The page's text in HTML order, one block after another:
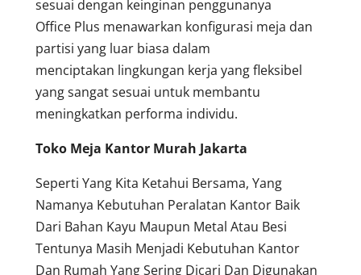
sesuai dengan keinginan penggunanya
Office Plus menawarkan konfigurasi meja dan
partisi yang luar biasa dalam
menciptakan lingkungan kerja yang fleksibel
yang sangat sesuai untuk membantu
meningkatkan performa individu.
Toko Meja Kantor Murah Jakarta
Seperti Yang Kita Ketahui Bersama, Yang
Namanya Kebutuhan Peralatan Kantor Baik
Dari Bahan Kayu Maupun Metal Atau Besi
Tentunya Masih Menjadi Kebutuhan Kantor
Dan Rumah Yang Sering Dicari Dan Digunakan